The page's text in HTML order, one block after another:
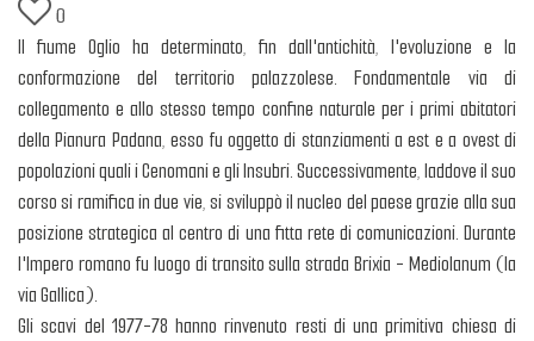
0
Il fiume Oglio ha determinato, fin dall'antichità, l'evoluzione e la
conformazione del territorio palazzolese. Fondamentale via di
collegamento e allo stesso tempo confine naturale per i primi abitatori
della Pianura Padana, esso fu oggetto di stanziamenti a est e a ovest di
popolazioni quali i Cenomani e gli Insubri. Successivamente, laddove il suo
corso si ramifica in due vie, si sviluppò il nucleo del paese grazie alla sua
posizione strategica al centro di una fitta rete di comunicazioni. Durante
l'Impero romano fu luogo di transito sulla strada Brixia - Mediolanum (la
via Gallica).
Gli scavi del 1977-78 hanno rinvenuto resti di una primitiva chiesa di